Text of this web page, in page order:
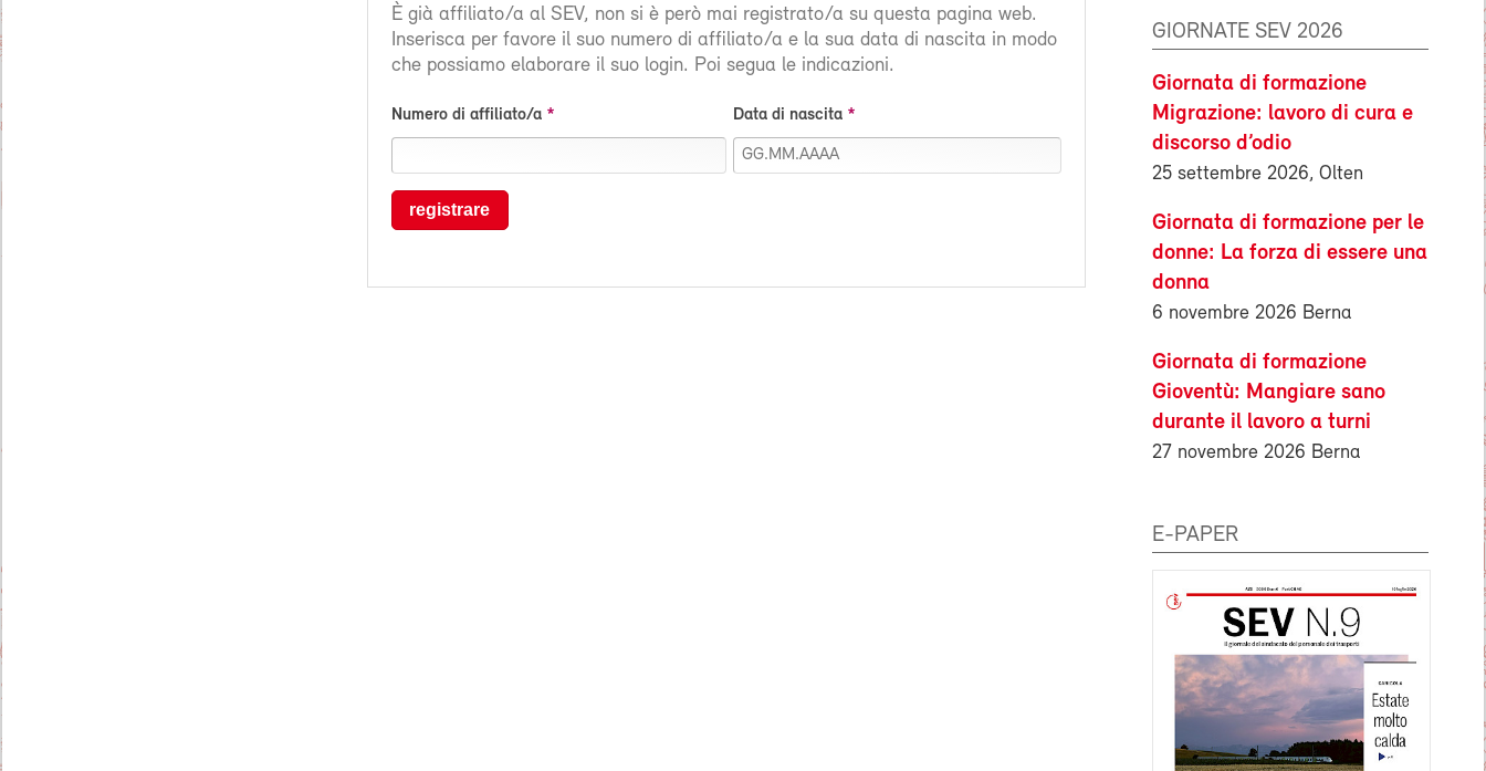
È già affiliato/a al SEV, non si è però mai registrato/a su questa pagina web.
Inserisca per favore il suo numero di affiliato/a e la sua data di nascita in modo
che possiamo elaborare il suo login. Poi segua le indicazioni.
Numero di affiliato/a Data di nascita
registrare
GIORNATE SEV 2026
Giornata di formazione
Migrazione: lavoro di cura e
discorso d’odio
25 settembre 2026, Olten
Giornata di formazione per le
donne: La forza di essere una
donna
6 novembre 2026 Berna
Giornata di formazione
Gioventù: Mangiare sano
durante il lavoro a turni
27 novembre 2026 Berna
E-PAPER